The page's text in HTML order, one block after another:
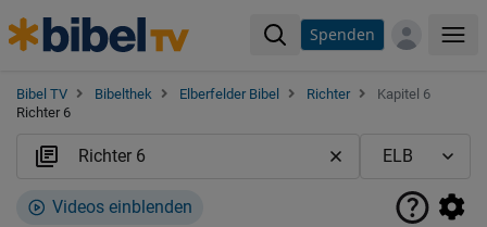
Spenden
Bibel TV Bibelthek Elberfelder Bibel Richter
Kapitel 6
Richter 6
Videos einblenden